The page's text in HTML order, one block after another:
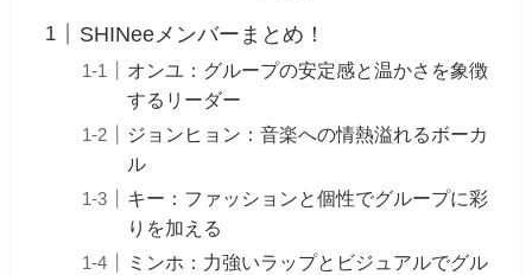
SHINeeメンバーまとめ！
オンユ：グループの安定感と温かさを象徴
するリーダー
ジョンヒョン：音楽への情熱溢れるボーカ
ル
キー：ファッションと個性でグループに彩
りを加える
ミンホ：力強いラップとビジュアルでグル